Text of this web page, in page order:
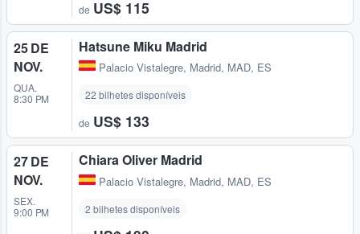
de US$ 115
25 DE
NOV.
QUA.
8:30 PM
Hatsune Miku Madrid
Palacio Vistalegre, Madrid, MAD, ES
22 bilhetes disponíveis
de US$ 133
27 DE
NOV.
SEX.
9:00 PM
Chiara Oliver Madrid
Palacio Vistalegre, Madrid, MAD, ES
2 bilhetes disponíveis